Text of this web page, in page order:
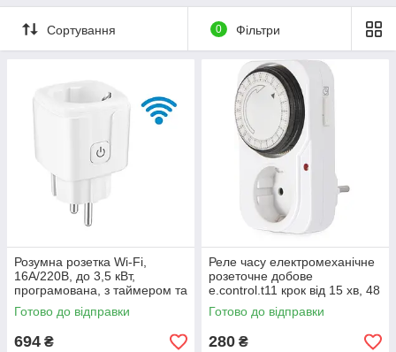
Сортування 0 Фільтри
Розумна розетка Wi-Fi,
16А/220В, до 3,5 кВт,
програмована, з таймером та
дистанційним керуванням по
вай-фай
Готово до відправки
694 ₴
Реле часу електромеханічне
розеточне добове
e.control.t11 крок від 15 хв, 48
циклів, 16 А, E.NEXT
Готово до відправки
280 ₴